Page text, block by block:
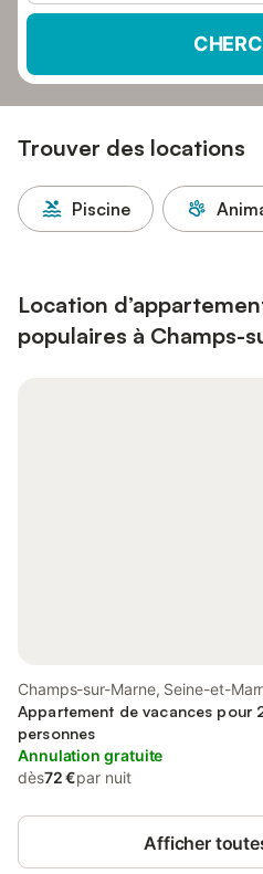
Trouver des locations
Piscine
Location
populaires à Champs-
Champs-sur-Marne, Seine-et-
Appartement de vacances pour
personnes
Annulation gratuite
dès72 €par nuit
Afficher